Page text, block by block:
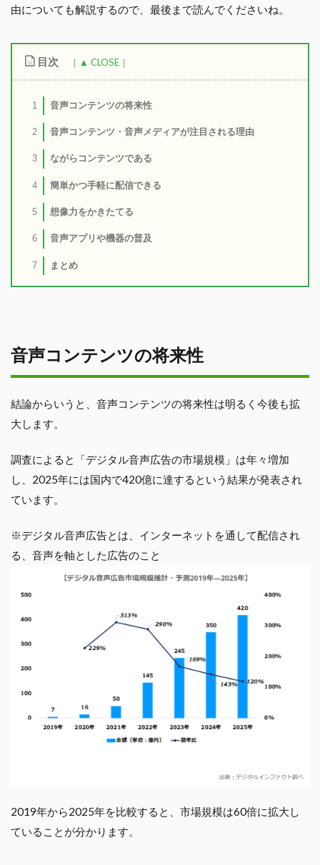
由についても解説するので、最後まで読んでくださいね。
目次
1 音声コンテンツの将来性
2 音声コンテンツ・音声メディアが注目される理由
3 ながらコンテンツである
4 簡単かつ手軽に配信できる
5 想像力をかきたてる
6 音声アプリや機器の普及
7 まとめ
音声コンテンツの将来性
結論からいうと、音声コンテンツの将来性は明るく今後も拡
大します。
調査によると「デジタル音声広告の市場規模」は年々増加
し、2025年には国内で420億に達するという結果が発表され
ています。
※デジタル音声広告とは、インターネットを通して配信され
る、音声を軸とした広告のこと
2019年から2025年を比較すると、市場規模は60倍に拡大し
ていることが分かります。